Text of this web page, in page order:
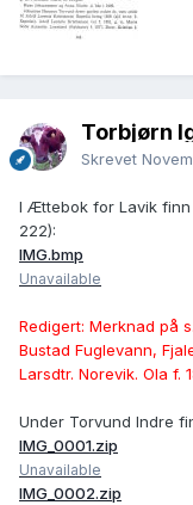
Torbjørn
Skrevet
I Ættebok for Lavik
222):
IMG.bmp
Unavailable
Redigert: Merknad på
Bustad Fuglevann,
Larsdtr. Norevik. Ola f.
Under Torvund Indre
IMG_0001.zip
Unavailable
IMG_0002.zip